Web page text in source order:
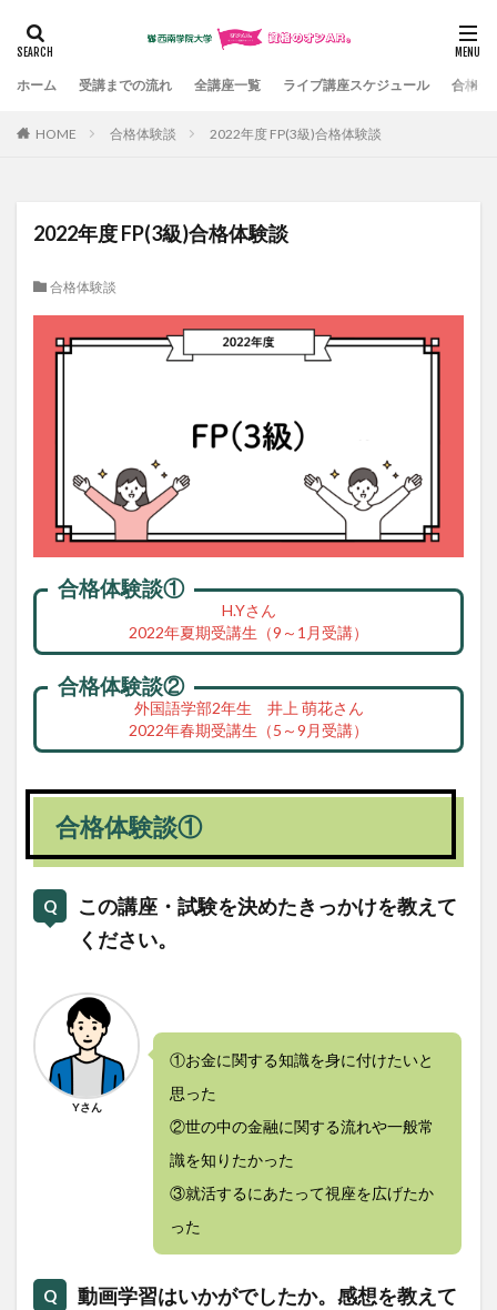
ホーム 受講までの流れ 全講座一覧 ライブ講座スケジュール 合格体
HOME 合格体験談 2022年度 FP(3級)合格体験談
2022年度 FP(3級)合格体験談
合格体験談
合格体験談①
H.Yさん
2022年夏期受講生（9～1月受講）
合格体験談②
外国語学部2年生 井上 萌花さん
2022年春期受講生（5～9月受講）
合格体験談①
この講座・試験を決めたきっかけを教えて
ください。
Yさん
①お金に関する知識を身に付けたいと
思った
②世の中の金融に関する流れや一般常
識を知りたかった
③就活するにあたって視座を広げたか
った
動画学習はいかがでしたか。感想を教えて
カテゴリー